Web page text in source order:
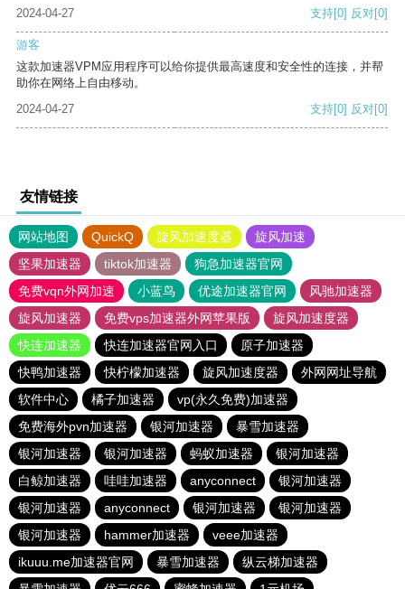
2024-04-27 支持[0] 反对[0]
游客
这款加速器VPM应用程序可以给你提供最高速度和安全性的连接，并帮
助你在网络上自由移动。
2024-04-27
支持[0] 反对[0]
友情链接
网站地图 QuickQ 旋风加速度器
旋风加速
坚果加速器
tiktok加速器
狗急加速器官网
免费vqn外网加速
小蓝鸟 优途加速器官网
风驰加速器
旋风加速器
免费vps加速器外网苹果版
旋风加速度器
快连加速器
快连加速器官网入口
原子加速器
快鸭加速器
快柠檬加速器 旋风加速度器
外网网址导航
软件中心
橘子加速器
vp(永久免费)加速器
免费海外pvn加速器
银河加速器
暴雪加速器
银河加速器
银河加速器 蚂蚁加速器
银河加速器
白鲸加速器
哇哇加速器 anyconnect
银河加速器
银河加速器
anyconnect 银河加速器
银河加速器
银河加速器
hammer加速器
veee加速器
ikuuu.me加速器官网
暴雪加速器
纵云梯加速器